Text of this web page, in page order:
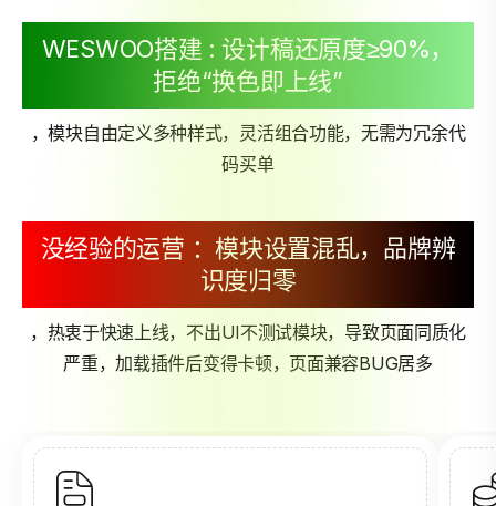
WESWOO搭建 : 设计稿还原度≥90%，
拒绝“换色即上线”
，模块自由定义多种样式，灵活组合功能，无需为冗余代
码买单
没经验的运营 ：模块设置混乱，品牌辨
识度归零
，热衷于快速上线，不出UI不测试模块，导致页面同质化
严重，加载插件后变得卡顿，页面兼容BUG居多